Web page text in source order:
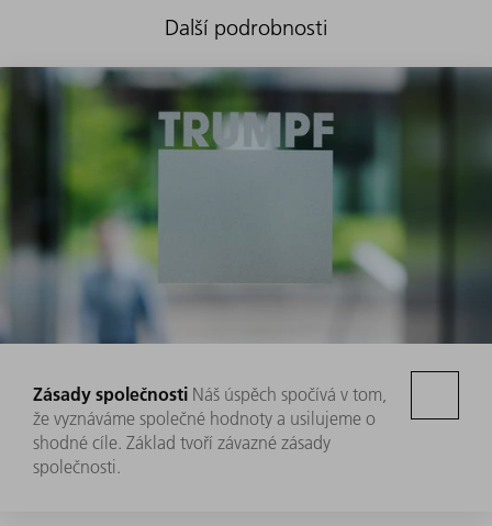
Další podrobnosti
Zásady společnosti Náš úspěch spočívá v tom,
že vyznáváme společné hodnoty a usilujeme o
shodné cíle. Základ tvoří závazné zásady
společnosti.